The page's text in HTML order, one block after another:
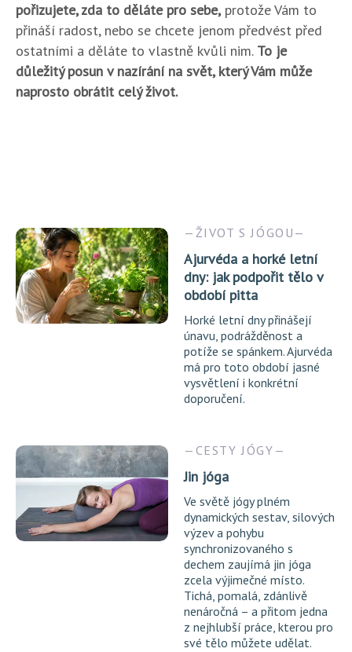
pořizujete, zda to děláte pro sebe,protože Vám to
přináší radost, nebo se chcete jenom předvést před
ostatními a děláte to vlastně kvůli nim. To je
důležitý posun v nazírání na svět, který Vám může
naprosto obrátit celý život.
ŽIVOT S JÓGOU
Ajurvéda a horké letní
dny: jak podpořit tělo v
období pitta
Horké letní dny přinášejí
únavu, podrážděnost a
potíže se spánkem. Ajurvéda
má pro toto období jasné
vysvětlení i konkrétní
doporučení.
CESTY JÓGY
Jin jóga
Ve světě jógy plném
dynamických sestav, silových
výzev a pohybu
synchronizovaného s
dechem zaujímá jin jóga
zcela výjimečné místo.
Tichá, pomalá, zdánlivě
nenáročná – a přitom jedna
z nejhlubší práce, kterou pro
své tělo můžete udělat.